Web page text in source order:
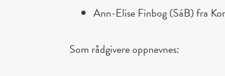
Ann-Elise Finbog (SáB) fra
Som rådgivere oppnevnes: